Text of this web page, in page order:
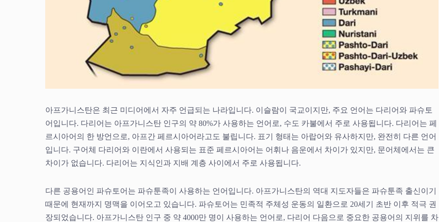
아프가니스탄은 최근 미디어에서 자주 언급되는 나라입니다. 이슬람이 국교이지만, 주요 언어는 다리어와 파슈토
어입니다. 다리어는 아프가니스탄 인구의 약 80%가 사용하는 언어로, 수도 카불에서 주로 사용됩니다. 다리어는 페
르시아어의 한 방언으로, 아프간 페르시아어라고도 불립니다. 표기 형태는 아랍어와 유사하지만, 완전히 다른 언어
입니다. 구어체 다리어와 이란에서 사용되는 표준 페르시아어는 어휘나 음운에서 차이가 있지만, 문어체에서는 큰
차이가 없습니다. 다리어는 지식인과 지배 계층 사이에서 주로 사용됩니다.
다른 공용어인 파슈토어는 파슈툰족이 사용하는 언어입니다. 아프가니스탄의 역대 지도자들은 파슈툰족 출신이기
때문에 현재까지 명맥을 이어오고 있습니다. 파슈토어는 민족적 주체성 운동의 일환으로 20세기 초반 이후 적극 권
장되었습니다. 아프가니스탄 인구 중 약 4000만 명이 사용하는 언어로, 다리어 다음으로 중요한 공용어의 지위를 차